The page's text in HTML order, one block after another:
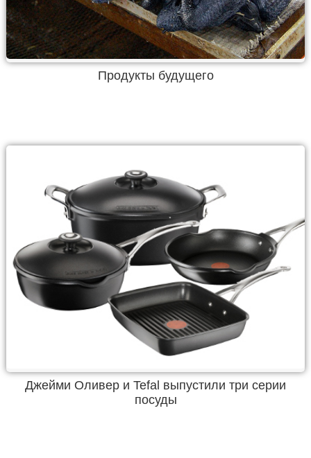
Продукты будущего
Джейми Оливер и Tefal выпустили три серии
посуды